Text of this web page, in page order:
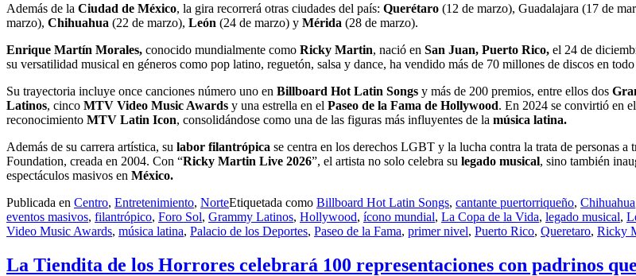
Además de la Ciudad de México, la gira recorrerá otras ciudades del país: Querétaro (12 de marzo), Guadalajara (17 de
marzo), Chihuahua (22 de marzo), León (24 de marzo) y Mérida (28 de marzo).
Enrique Martín Morales, conocido mundialmente como Ricky Martin, nació en San Juan, Puerto Rico, el 24 de
su versatilidad musical en géneros como pop latino, reguetón, salsa y dance, ha vendido más de 70 millones de discos en
Su trayectoria incluye once canciones número uno en Billboard Hot Latin Songs y más de 200 premios, entre ellos dos
Latinos, cinco MTV Video Music Awards y una estrella en el Paseo de la Fama de Hollywood. En 2024 se convirtió en
reconocimiento MTV Latin Icon, consolidándose como una de las figuras más influyentes de la música latina.
Además de su carrera artística, su labor filantrópica se centra en los derechos LGBT y la lucha contra la trata de personas a
Foundation, creada en 2004. Con “Ricky Martin Live 2026”, el artista no solo celebra su legado musical, sino también
espectáculos masivos en México.
Publicada en Centro, Entretenimiento, NorteEtiquetada como Billboard Hot Latin Songs, cantante puertorriqueño, Chihuahua
eventos masivos, filantrópico, Foro Sol, Grammy Latinos, Hollywood, ícono mundial, La Copa de la Vida, legado musical,
Video Music Awards, música latina, Palacio de los Deportes, Paseo de la Fama, primer nivel, Puerto Rico, Queretaro, Ricky
La Tiendita de los Horrores celebrará 100 representaciones con padrinos